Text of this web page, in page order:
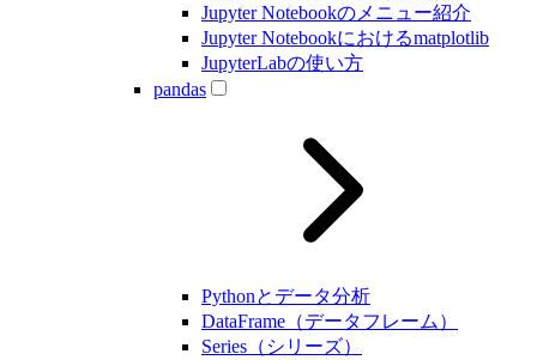
Jupyter Notebookのメニュー紹介
Jupyter Notebookにおけるmatplotlib
JupyterLabの使い方
pandas
Pythonとデータ分析
DataFrame（データフレーム）
Series（シリーズ）